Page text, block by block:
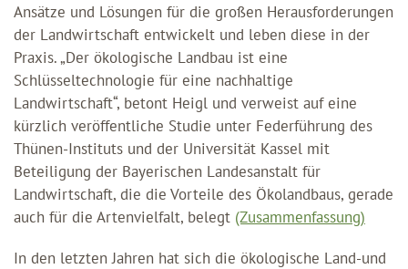
Ansätze und Lösungen für die großen Herausforderungen
der Landwirtschaft entwickelt und leben diese in der
Praxis. „Der ökologische Landbau ist eine
Schlüsseltechnologie für eine nachhaltige
Landwirtschaft“, betont Heigl und verweist auf eine
kürzlich veröffentliche Studie unter Federführung des
Thünen-Instituts und der Universität Kassel mit
Beteiligung der Bayerischen Landesanstalt für
Landwirtschaft, die die Vorteile des Ökolandbaus, gerade
auch für die Artenvielfalt, belegt (Zusammenfassung)
In den letzten Jahren hat sich die ökologische Land-und